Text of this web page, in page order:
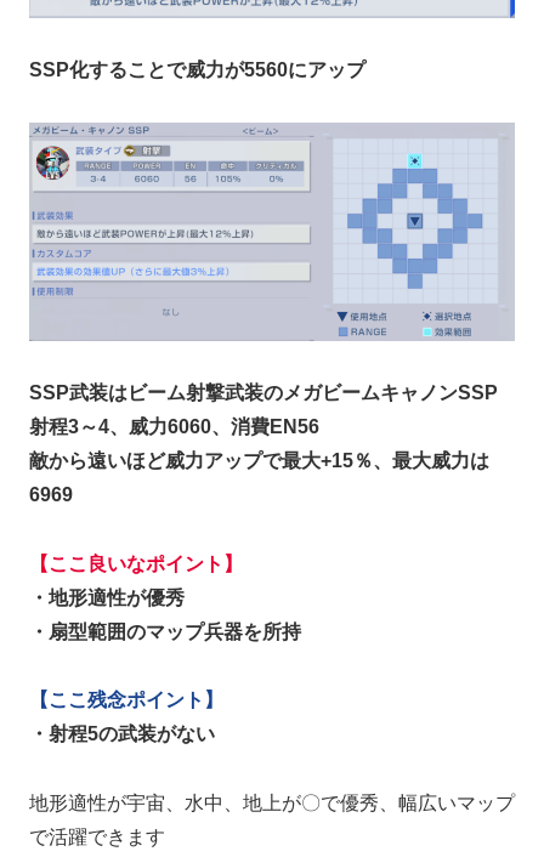
SSP化することで威力が5560にアップ
SSP武装はビーム射撃武装のメガビームキャノンSSP
射程3～4、威力6060、消費EN56
敵から遠いほど威力アップで最大+15％、最大威力は
6969
【ここ良いなポイント】
・地形適性が優秀
・扇型範囲のマップ兵器を所持
【ここ残念ポイント】
・射程5の武装がない
地形適性が宇宙、水中、地上が〇で優秀、幅広いマップ
で活躍できます